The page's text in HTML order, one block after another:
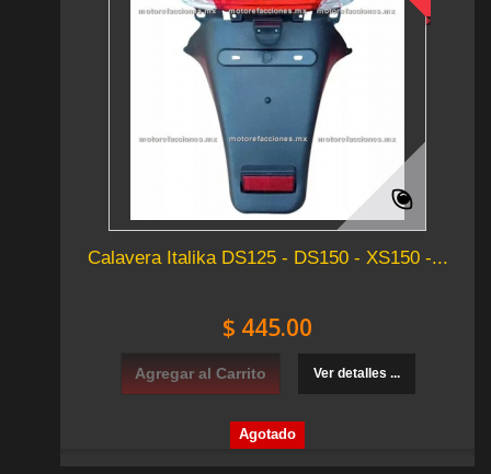
Calavera Italika DS125 - DS150 - XS150 -...
$ 445.00
Agregar al Carrito Ver detalles ...
Agotado